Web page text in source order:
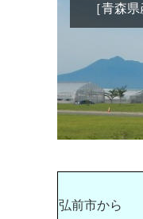
［青森
弘前市から